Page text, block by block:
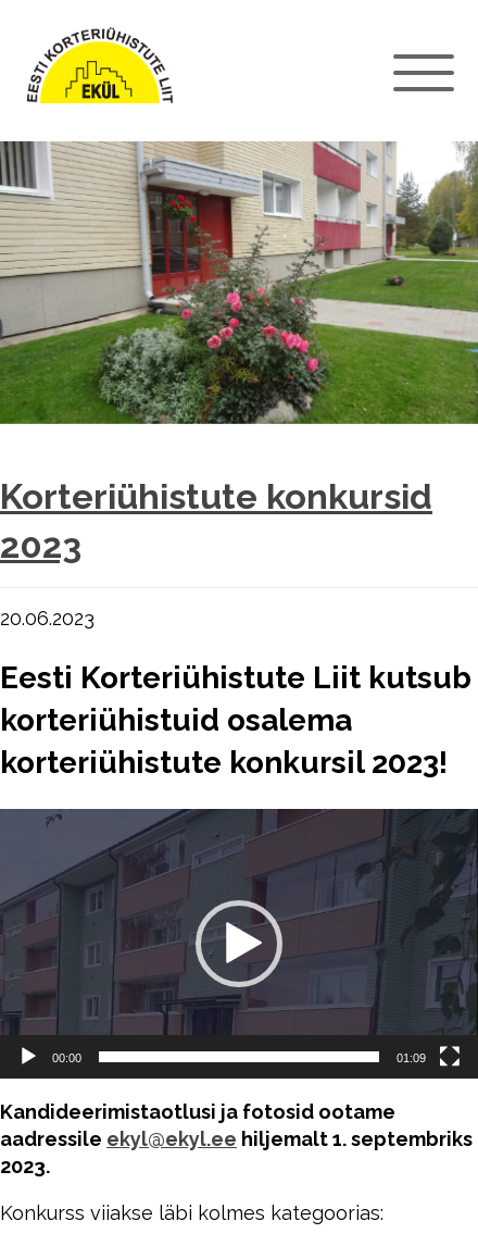
Korteriühistute konkursid
2023
20.06.2023
Eesti Korteriühistute Liit kutsub
korteriühistuid osalema
korteriühistute konkursil 2023!
Videoesitaja
00:00 01:09
Kandideerimistaotlusi ja fotosid ootame
aadressile ekyl@ekyl.ee hiljemalt 1. septembriks
2023.
Konkurss viiakse läbi kolmes kategoorias: